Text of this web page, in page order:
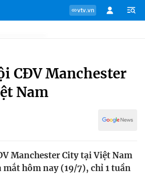
vtv.vn
tử
CĐV Manchester
Nam
Manchester City tại Việt Nam
mắt hôm nay (19/7), chỉ 1 tuần